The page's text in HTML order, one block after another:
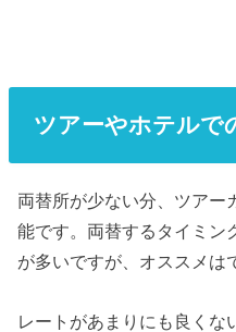
ツアーやホテルで
両替所が少ない分、ツアー
能です。両替するタイミン
が多いですが、オススメは
レートがあまりにも良くな